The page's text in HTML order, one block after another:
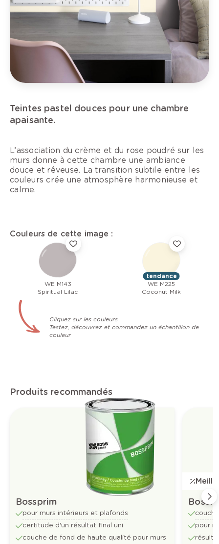
Teintes pastel douces pour une chambre
apaisante.
L’association du crème et du rose poudré sur les
murs donne à cette chambre une ambiance
douce et rêveuse. La transition subtile entre les
couleurs crée une atmosphère harmonieuse et
calme.
Couleurs de cette image :
WE M143
Spiritual Lilac
tendance
WE M225
Coconut Milk
Cliquez sur les couleurs
Testez, découvrez et commandez un échantillon de
couleur
Produits recommandés
Bossprim
pour murs intérieurs et plafonds
certitude d'un résultat final uni
couche de fond de haute qualité pour murs
pour